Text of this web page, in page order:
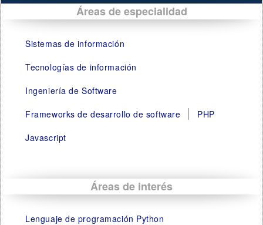
Áreas de especialidad
Sistemas de información
Tecnologías de información
Ingeniería de Software
Frameworks de desarrollo de software
PHP
Javascript
Áreas de interés
Lenguaje de programación Python